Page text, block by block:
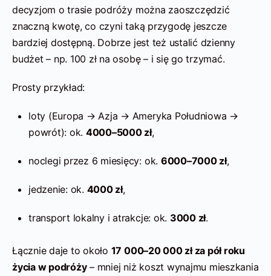
decyzjom o trasie podróży można zaoszczędzić
znaczną kwotę, co czyni taką przygodę jeszcze
bardziej dostępną. Dobrze jest też ustalić dzienny
budżet – np. 100 zł na osobę – i się go trzymać.
Prosty przykład:
loty (Europa → Azja → Ameryka Południowa →
powrót): ok. 4000–5000 zł,
noclegi przez 6 miesięcy: ok. 6000–7000 zł,
jedzenie: ok. 4000 zł,
transport lokalny i atrakcje: ok. 3000 zł.
Łącznie daje to około 17 000–20 000 zł za pół roku
życia w podróży– mniej niż koszt wynajmu mieszkania